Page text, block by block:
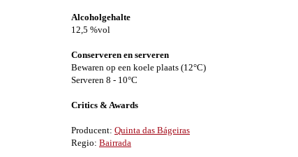
Alcoholgehalte
12,5 %vol
Conserveren en serveren
Bewaren op een koele plaats (12°C)
Serveren 8 - 10°C
Critics & Awards
Producent: Quinta das Bágeiras
Regio: Bairrada